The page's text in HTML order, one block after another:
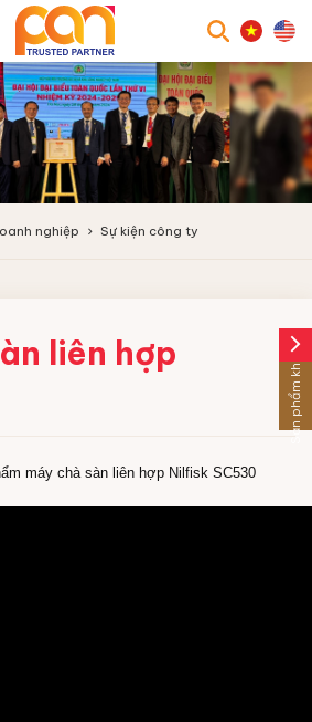
nghiệp Sự kiện công ty
liên hợp
máy chà sàn liên hợp Nilfisk SC530
arrow_forward_ios
Sản phẩm khác